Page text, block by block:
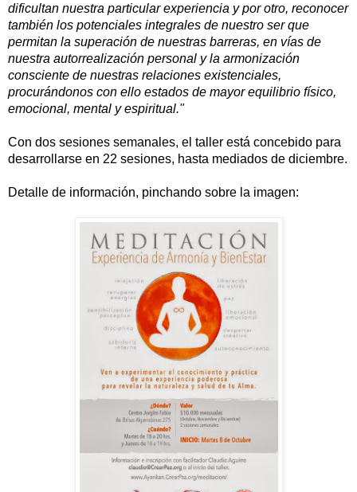
dificultan nuestra particular experiencia y por otro, reconocer
también los potenciales integrales de nuestro ser que
permitan la superación de nuestras barreras, en vías de
nuestra autorrealización personal y la armonización
consciente de nuestras relaciones existenciales,
procurándonos con ello estados de mayor equilibrio físico,
emocional, mental y espiritual."
Con dos sesiones semanales, el taller está concebido para
desarrollarse en 22 sesiones, hasta mediados de diciembre.
Detalle de información, pinchando sobre la imagen: